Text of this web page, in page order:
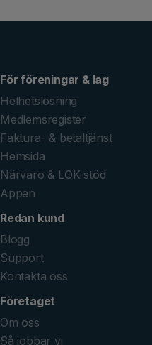
För föreningar & lag
Helhetslösning
Medlemsregister
Faktura- & betaltjänst
Hemsida
Närvaro & LOK-stöd
Appen
Redan kund
Blogg
Support
Kontakta oss
Företaget
Om oss
Så jobbar vi